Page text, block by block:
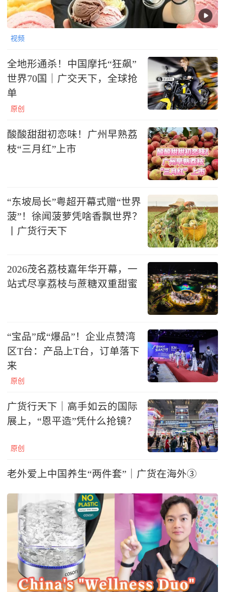
视频
全地形通杀！中国摩托“狂飙”
世界70国｜广交天下，全球抢
单
原创
酸酸甜甜初恋味！广州早熟荔
枝“三月红”上市
“东坡局长”粤超开幕式赠“世界
菠”！徐闻菠萝凭啥香飘世界？
丨广货行天下
2026茂名荔枝嘉年华开幕，一
站式尽享荔枝与蔗糖双重甜蜜
“宝品”成“爆品”！企业点赞湾
区T台：产品上T台，订单落下
来
原创
广货行天下｜高手如云的国际
展上，“恩平造”凭什么抢镜？
原创
老外爱上中国养生“两件套”｜广货在海外③